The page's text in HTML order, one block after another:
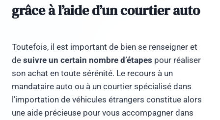
grâce à l’aide d’un courtier auto
Toutefois, il est important de bien se renseigner et
de suivre un certain nombre d’étapes pour réaliser
son achat en toute sérénité. Le recours à un
mandataire auto ou à un courtier spécialisé dans
l’importation de véhicules étrangers constitue alors
une aide précieuse pour vous accompagner dans